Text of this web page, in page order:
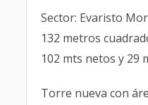
Sector: Evaristo
132 metros
102 mts netos y 29
Torre nueva con